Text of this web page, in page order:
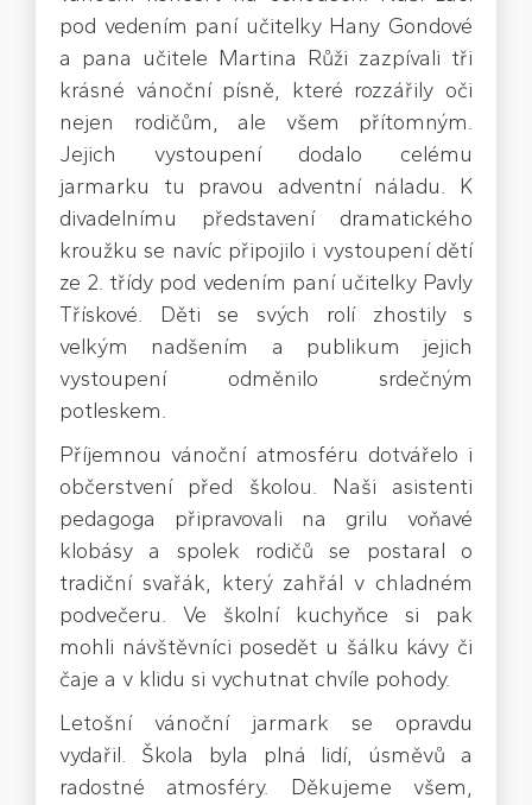
pod vedením paní učitelky Hany Gondové
a pana učitele Martina Růži zazpívali tři
krásné vánoční písně, které rozzářily oči
nejen rodičům, ale všem přítomným.
Jejich vystoupení dodalo celému
jarmarku tu pravou adventní náladu. K
divadelnímu představení dramatického
kroužku se navíc připojilo i vystoupení dětí
ze 2. třídy pod vedením paní učitelky Pavly
Třískové. Děti se svých rolí zhostily s
velkým nadšením a publikum jejich
vystoupení odměnilo srdečným
potleskem.
Příjemnou vánoční atmosféru dotvářelo i
občerstvení před školou. Naši asistenti
pedagoga připravovali na grilu voňavé
klobásy a spolek rodičů se postaral o
tradiční svařák, který zahřál v chladném
podvečeru. Ve školní kuchyňce si pak
mohli návštěvníci posedět u šálku kávy či
čaje a v klidu si vychutnat chvíle pohody.
Letošní vánoční jarmark se opravdu
vydařil. Škola byla plná lidí, úsměvů a
radostné atmosféry. Děkujeme všem,